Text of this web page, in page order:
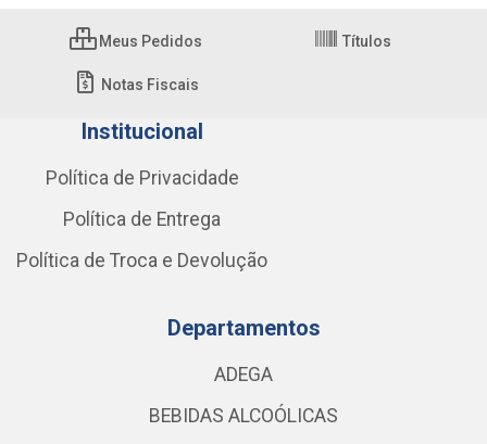
Meus Pedidos Títulos
Notas Fiscais
Institucional
Política de Privacidade
Política de Entrega
Política de Troca e Devolução
Departamentos
ADEGA
BEBIDAS ALCOÓLICAS